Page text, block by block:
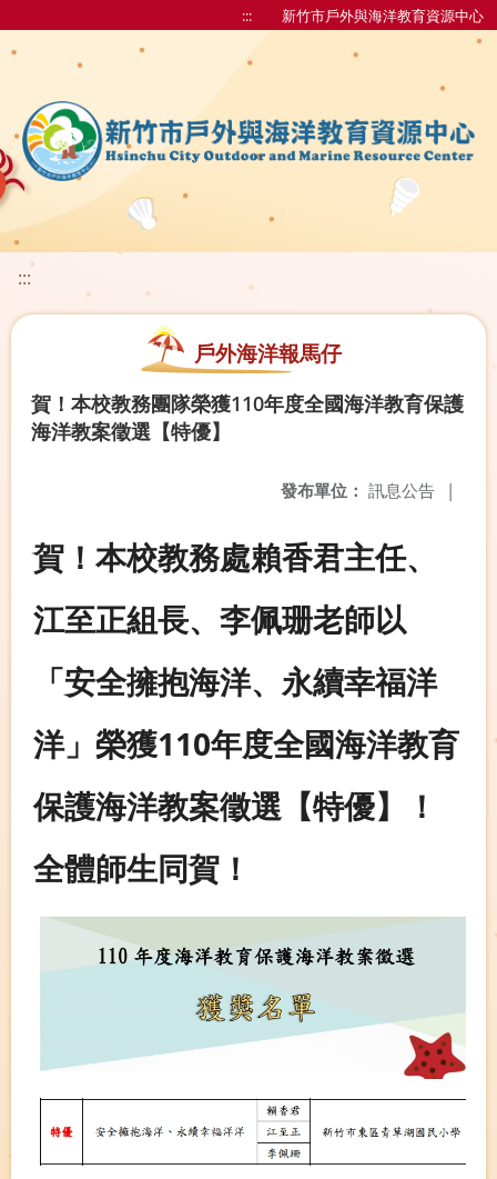
::: 新竹市戶外與海洋教育資源中心
:::
戶外海洋報馬仔
賀！本校教務團隊榮獲110年度全國海洋教育保護
海洋教案徵選【特優】
發布單位： 訊息公告 |
賀！本校教務處賴香君主任、
江至正組長、李佩珊老師以
「安全擁抱海洋、永續幸福洋
洋」榮獲110年度全國海洋教育
保護海洋教案徵選【特優】！
全體師生同賀！